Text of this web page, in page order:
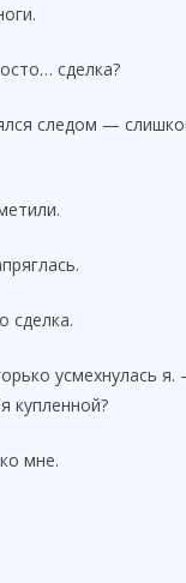
сделка?
следом —
сделка.
усмехнулась
купленной?
мне.